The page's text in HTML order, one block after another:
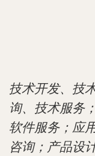
技术开发、技
询、技术服务
软件服务；应
咨询；产品设